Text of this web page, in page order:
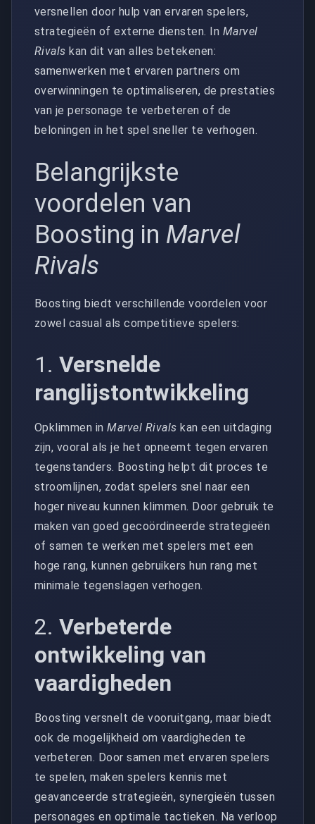
versnellen door hulp van ervaren spelers,
strategieën of externe diensten. In Marvel
Rivals kan dit van alles betekenen:
samenwerken met ervaren partners om
overwinningen te optimaliseren, de prestaties
van je personage te verbeteren of de
beloningen in het spel sneller te verhogen.
Belangrijkste
voordelen van
Boosting in Marvel
Rivals
Boosting biedt verschillende voordelen voor
zowel casual als competitieve spelers:
1. Versnelde
ranglijstontwikkeling
Opklimmen inMarvel Rivals kan een uitdaging
zijn, vooral als je het opneemt tegen ervaren
tegenstanders. Boosting helpt dit proces te
stroomlijnen, zodat spelers snel naar een
hoger niveau kunnen klimmen. Door gebruik te
maken van goed gecoördineerde strategieën
of samen te werken met spelers met een
hoge rang, kunnen gebruikers hun rang met
minimale tegenslagen verhogen.
2. Verbeterde
ontwikkeling van
vaardigheden
Boosting versnelt de vooruitgang, maar biedt
ook de mogelijkheid om vaardigheden te
verbeteren. Door samen met ervaren spelers
te spelen, maken spelers kennis met
geavanceerde strategieën, synergieën tussen
personages en optimale tactieken. Na verloop